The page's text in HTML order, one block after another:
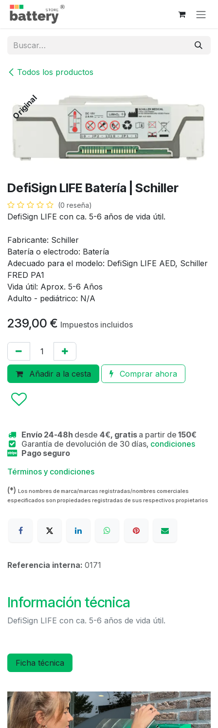
Ir al contenido
Todos los productos
Original
DefiSign LIFE Batería | Schiller
(0 reseña)
DefiSign LIFE con ca. 5-6 años de vida útil.
Fabricante: Schiller
Batería o electrodo: Batería
Adecuado para el modelo: DefiSign LIFE AED, Schiller
FRED PA1
Vida útil: Aprox. 5-6 Años
Adulto - pediátrico: N/A
239,00 € Impuestos incluidos
Añadir a la cesta Comprar ahora
Envío 24-48h desde 4€, gratis a partir de 150€
Garantía de devolución de 30 días, condiciones
Pago seguro
Términos y condiciones
(*) Los nombres de marca/marcas registradas/nombres comerciales
especificados son propiedades registradas de sus respectivos propietarios
Referencia interna: 0171
Información técnica
DefiSign LIFE con ca. 5-6 años de vida útil.
Ficha técnica